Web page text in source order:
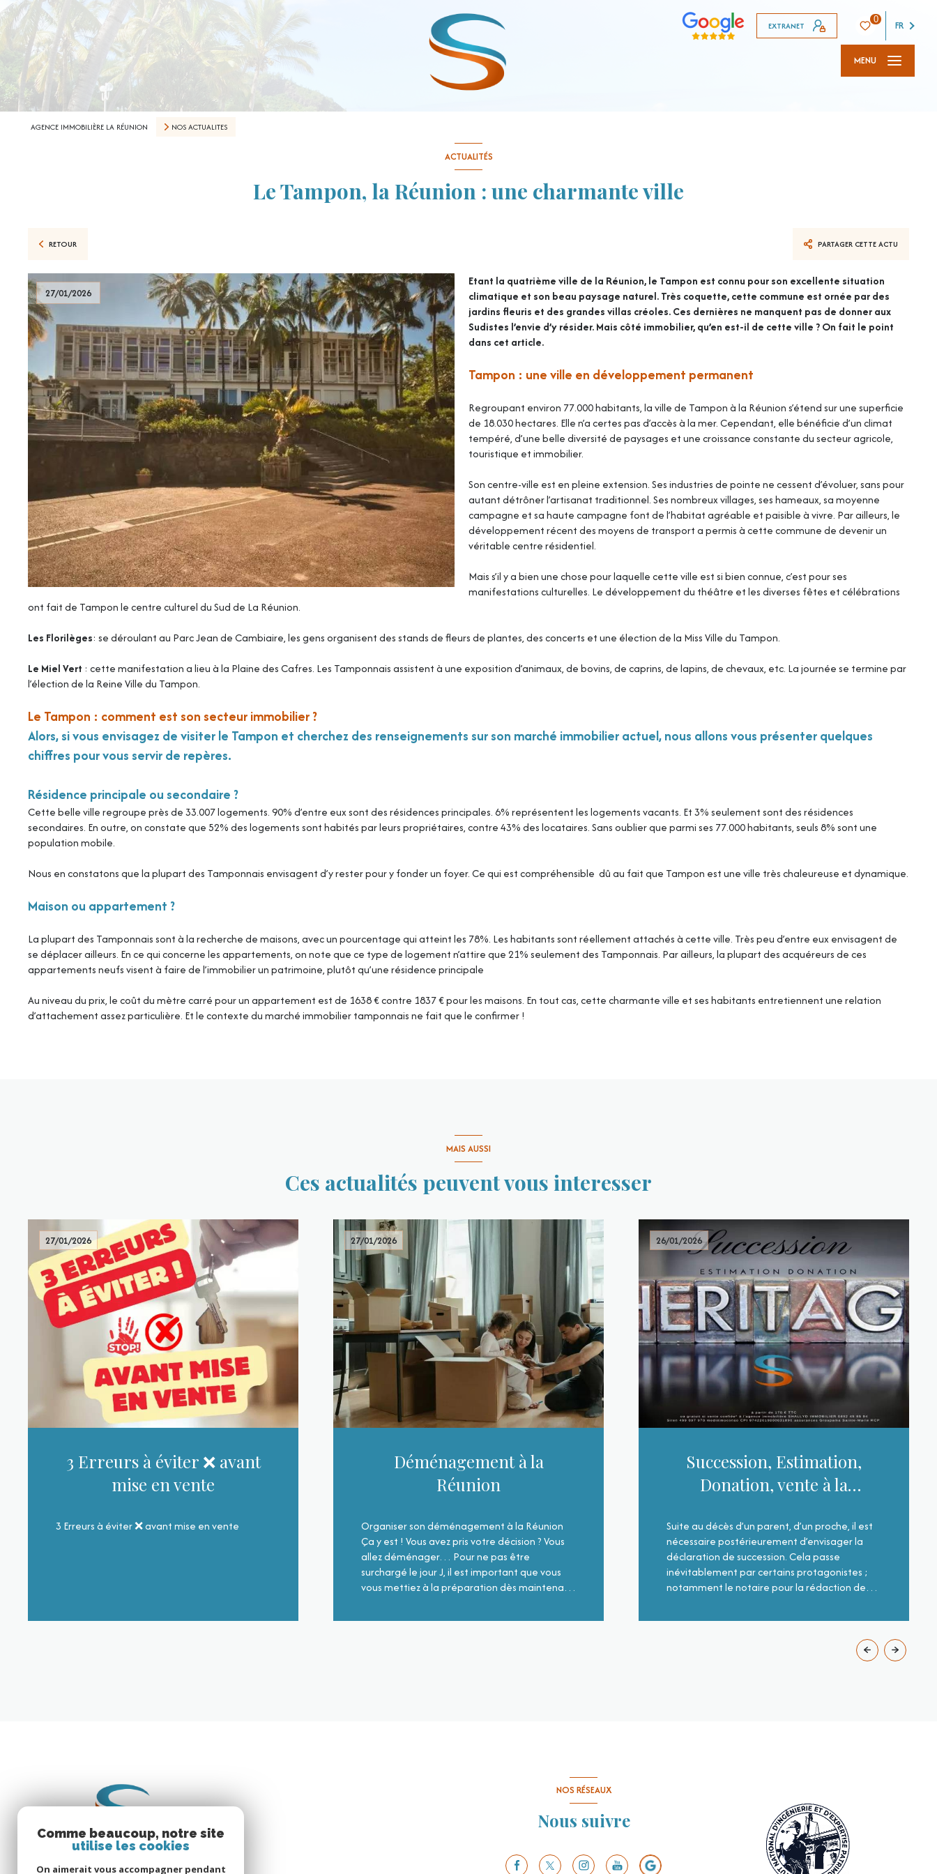
EXTRANET
0 FR
MENU
AGENCE IMMOBILIÈRE LA RÉUNION NOS ACTUALITES
ACTUALITÉS
Le Tampon, la Réunion : une charmante ville
RETOUR PARTAGER CETTE ACTU
27/01/2026
Etant la quatrième ville de la Réunion, le Tampon est connu pour son excellente situation
climatique et son beau paysage naturel. Très coquette, cette commune est ornée par des
jardins fleuris et des grandes villas créoles. Ces dernières ne manquent pas de donner aux
Sudistes l’envie d’y résider. Mais côté immobilier, qu’en est-il de cette ville ? On fait le point
dans cet article.
Tampon : une ville en développement permanent
Regroupant environ 77.000 habitants, la ville de Tampon à la Réunion s’étend sur une superficie
de 18.030 hectares. Elle n’a certes pas d’accès à la mer. Cependant, elle bénéficie d’un climat
tempéré, d’une belle diversité de paysages et une croissance constante du secteur agricole,
touristique et immobilier.
Son centre-ville est en pleine extension. Ses industries de pointe ne cessent d’évoluer, sans pour
autant détrôner l’artisanat traditionnel. Ses nombreux villages, ses hameaux, sa moyenne
campagne et sa haute campagne font de l’habitat agréable et paisible à vivre. Par ailleurs, le
développement récent des moyens de transport a permis à cette commune de devenir un
véritable centre résidentiel.
Mais s’il y a bien une chose pour laquelle cette ville est si bien connue, c’est pour ses
manifestations culturelles. Le développement du théâtre et les diverses fêtes et célébrations
ont fait de Tampon le centre culturel du Sud de La Réunion.
Les Florilèges: se déroulant au Parc Jean de Cambiaire, les gens organisent des stands de fleurs de plantes, des concerts et une élection de la Miss Ville du Tampon.
Le Miel Vert : cette manifestation a lieu à la Plaine des Cafres. Les Tamponnais assistent à une exposition d’animaux, de bovins, de caprins, de lapins, de chevaux, etc. La journée se termine par
l’élection de la Reine Ville du Tampon.
Le Tampon : comment est son secteur immobilier ?
Alors, si vous envisagez de visiter le Tampon et cherchez des renseignements sur son marché immobilier actuel, nous allons vous présenter quelques
chiffres pour vous servir de repères.
Résidence principale ou secondaire ?
Cette belle ville regroupe près de 33.007logements. 90% d’entre eux sont des résidences principales. 6% représentent les logements vacants. Et 3% seulement sont des résidences
secondaires. En outre, on constate que 52% des logements sont habités par leurs propriétaires, contre 43% des locataires. Sans oublier que parmi ses 77.000 habitants, seuls 8% sont une
population mobile.
Nous en constatons que la plupart des Tamponnais envisagent d’y rester pour y fonder un foyer. Ce qui est compréhensible dû au fait que Tampon est une ville très chaleureuse et dynamique.
Maison ou appartement ?
La plupart des Tamponnais sont à la recherche de maisons, avec un pourcentage qui atteint les 78%. Les habitants sont réellement attachés à cette ville. Très peu d’entre eux envisagent de
se déplacer ailleurs. En ce qui concerne les appartements, on note que ce type de logement n’attire que 21% seulement des Tamponnais. Par ailleurs, la plupart des acquéreurs de ces
appartements neufs visent à faire de l’immobilier un patrimoine, plutôt qu’une résidence principale
Au niveau du prix, le coût du mètre carré pour un appartement est de 1638 € contre 1837 € pour les maisons. En tout cas, cette charmante ville et ses habitants entretiennent une relation
d’attachement assez particulière. Et le contexte du marché immobilier tamponnais ne fait que le confirmer !
MAIS AUSSI
Ces actualités peuvent vous interesser
27/01/2026
3 Erreurs à éviter ❌ avant
mise en vente
3 Erreurs à éviter ❌ avant mise en vente
27/01/2026
Déménagement à la
Réunion
Organiser son déménagement à la Réunion
Ça y est ! Vous avez pris votre décision ? Vous
allez déménager… Pour ne pas être
surchargé le jour J, il est important que vous
vous mettiez à la préparation dès maintenant.
Qui est-ce qu’il faut appeler ? Pour vous aider,
nouveau quartier ou dans une nouvelle ville
26/01/2026
Succession, Estimation,
Donation, vente à la
Suite au décès d’un parent, d’un proche, il est
nécessaire postérieurement d’envisager la
déclaration de succession. Cela passe
inévitablement par certains protagonistes ;
notamment le notaire pour la rédaction de
l’actif (passif) du défunt. La case « agent
incontournables. Préservez votre héritage !
aidant à rassembler les pièces afin de
constituer le dossier de succession chez le
est dans ce cas, inéluctablement le juge des
NOS RÉSEAUX
Nous suivre
Comme beaucoup, notre site
utilise les cookies
On aimerait vous accompagner pendant